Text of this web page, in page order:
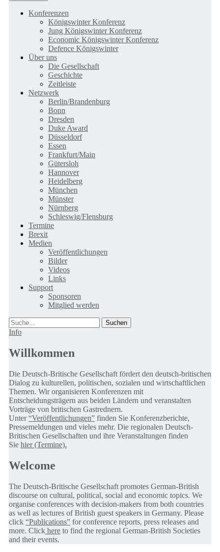
Konferenzen
Königswinter Konferenz
Jung Königswinter Konferenz
Economic Königswinter Konferenz
Defence Königswinter
Über uns
Die Gesellschaft
Geschichte
Zeitleiste
Netzwerk
Berlin/Brandenburg
Bonn
Dresden
Duke Award
Düsseldorf
Essen
Frankfurt/Main
Gütersloh
Hannover
Heidelberg
München
Münster
Nürnberg
Schleswig/Flensburg
Termine
Brexit
Medien
Veröffentlichungen
Bilder
Videos
Links
Support
Sponsoren
Mitglied werden
Suche
Info
Willkommen
Die Deutsch-Britische Gesellschaft fördert den deutsch-britischen
Dialog zu kulturellen, politischen, sozialen und wirtschaftlichen
Themen. Wir organisieren Konferenzen mit
Entscheidungsträgern aus beiden Ländern und veranstalten
Vorträge von britischen Gastrednern.
Unter“Veröffentlichungen” finden Sie Konferenzberichte,
Pressemeldungen und vieles mehr. Die regionalen Deutsch-
Britischen Gesellschaften und ihre Veranstaltungen finden
Sie hier (Termine).
Welcome
The Deutsch-Britische Gesellschaft promotes German-British
discourse on cultural, political, social and economic topics. We
organise conferences with decision-makers from both countries
as well as lectures of British guest speakers in Germany. Please
click “Publications” for conference reports, press releases and
more. Click here to find the regional German-British Societies
and their events.